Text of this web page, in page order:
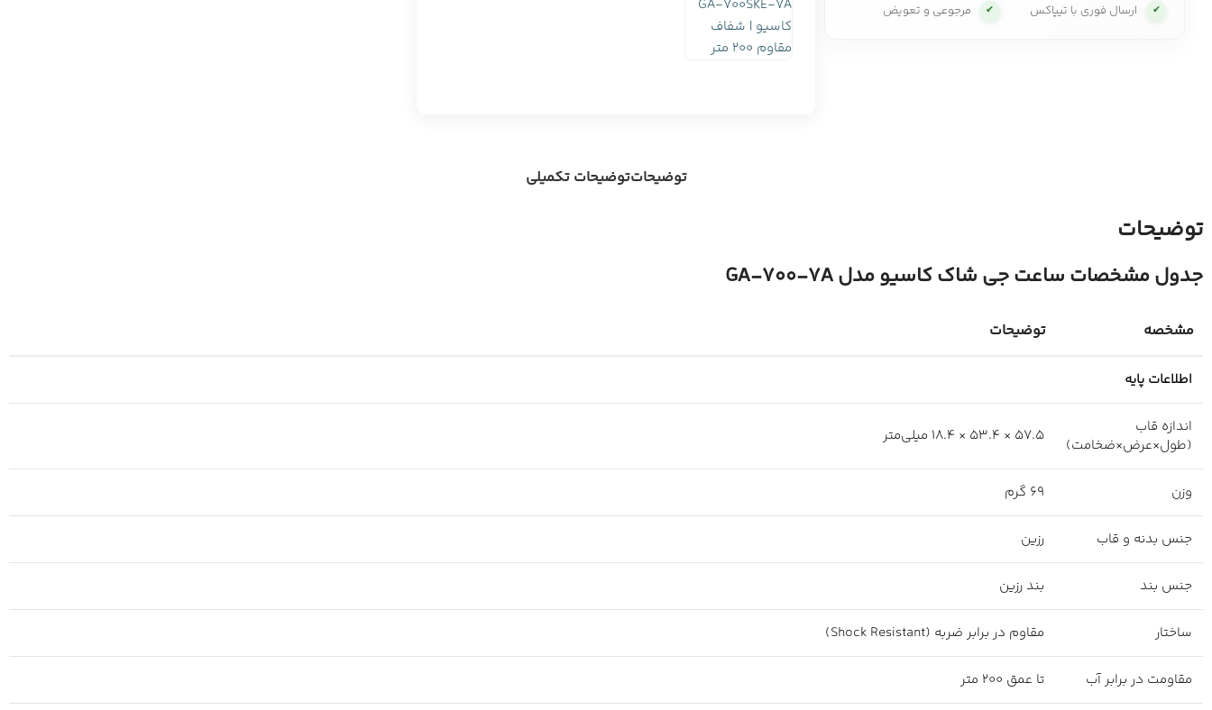
✔ ارسال فوری با تیپاکس ✔ مرجوعی و تعویض
توضیحاتتوضیحات تکمیلی
توضیحات
جدول مشخصات ساعت جی شاک کاسیو مدل GA-700-7A
مشخصه توضیحات
اطلاعات پایه
اندازه قاب
(طول×عرض×ضخامت)
۵۷.۵ × ۵۳.۴ × ۱۸.۴ میلی‌متر
وزن ۶۹ گرم
جنس بدنه و قاب رزین
جنس بند بند رزین
ساختار مقاوم در برابر ضربه (Shock Resistant)
مقاومت در برابر آب تا عمق ۲۰۰ متر